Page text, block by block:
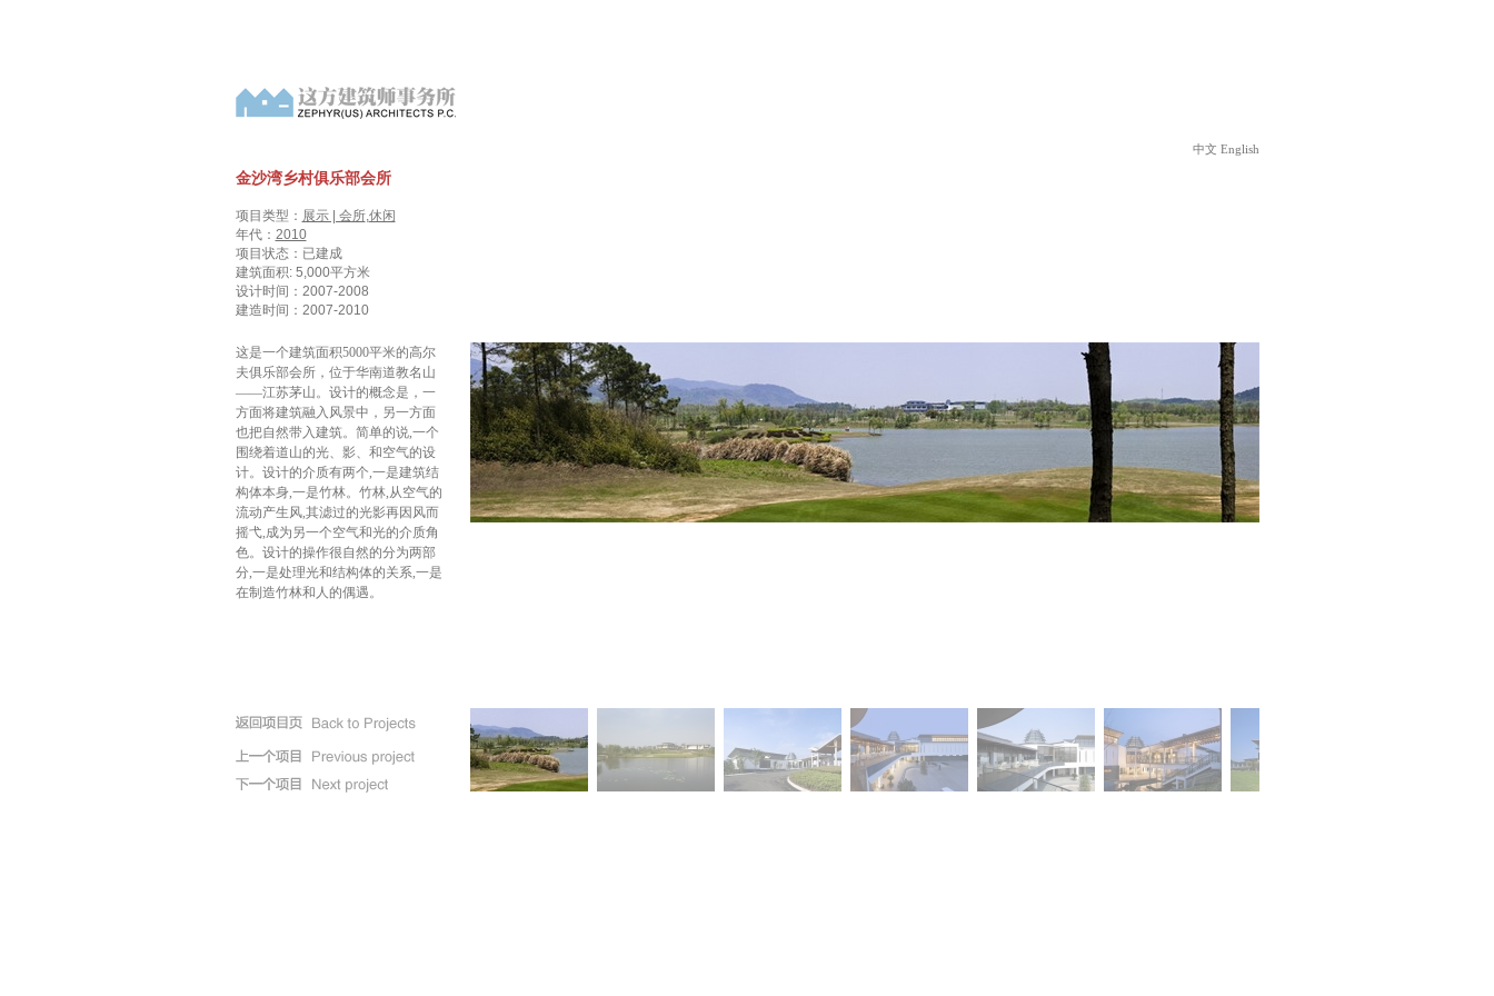
中文 English
金沙湾乡村俱乐部会所
项目类型： 展示 | 会所,休闲
年代： 2010
项目状态：已建成
建筑面积: 5,000平方米
设计时间：2007-2008
建造时间：2007-2010
这是一个建筑面积5000平米的高尔
夫俱乐部会所，位于华南道教名山
——江苏茅山。设计的概念是，一
方面将建筑融入风景中，另一方面
也把自然带入建筑。 简单的说,一个
围绕着道山的光、影、和空气的设
计。设计的介质有两个,一是建筑结
构体本身,一是竹林。竹林,从空气的
流动产生风,其滤过的光影再因风而
摇弋,成为另一个空气和光的介质角
色。设计的操作很自然的分为两部
分,一是处理光和结构体的关系,一是
在制造竹林和人的偶遇。